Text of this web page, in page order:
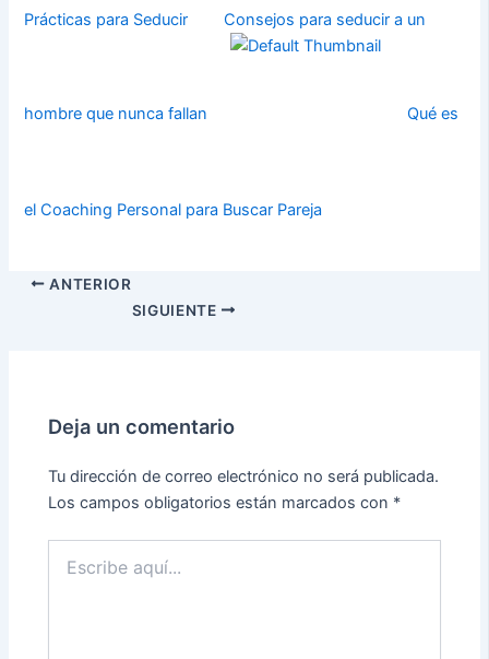
Prácticas para Seducir Consejos para seducir a un
hombre que nunca fallan Qué es
el Coaching Personal para Buscar Pareja
ANTERIOR
SIGUIENTE
Deja un comentario
Tu dirección de correo electrónico no será publicada.
Los campos obligatorios están marcados con *
aquí...